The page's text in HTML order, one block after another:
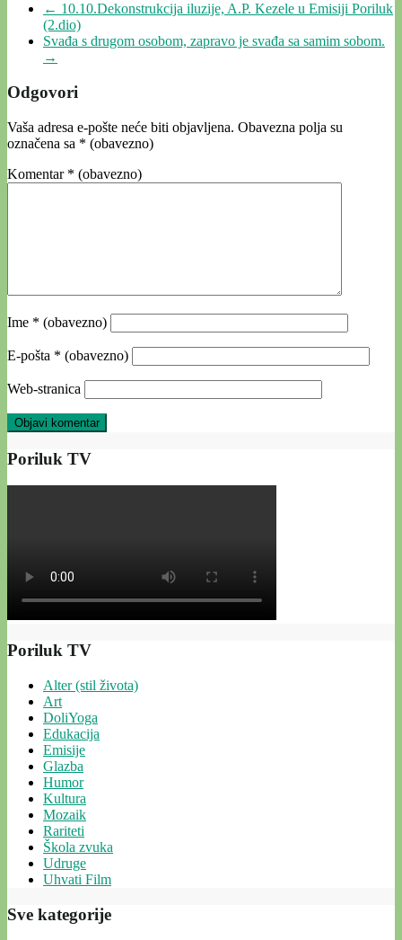
← 10.10.Dekonstrukcija iluzije, A.P. Kezele u Emisiji Poriluk
(2.dio)
Svađa s drugom osobom, zapravo je svađa sa samim sobom.
→
Odgovori
Vaša adresa e-pošte neće biti objavljena. Obavezna polja su
označena sa * (obavezno)
Komentar * (obavezno)
Ime * (obavezno)
E-pošta * (obavezno)
Web-stranica
Poriluk TV
Poriluk TV
Alter (stil života)
Art
DoliYoga
Edukacija
Emisije
Glazba
Humor
Kultura
Mozaik
Rariteti
Škola zvuka
Udruge
Uhvati Film
Sve kategorije